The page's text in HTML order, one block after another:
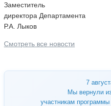
7
Мы вернули
участникам
Заместитель
директора Департамента
Р.А. Лыков
Смотреть все новости